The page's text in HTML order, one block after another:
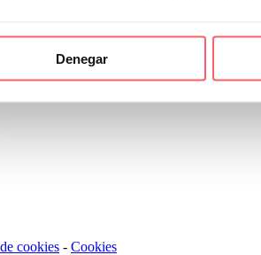
Denegar
cookies - Cookies